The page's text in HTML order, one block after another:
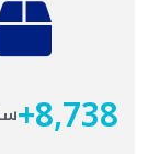
8,738
+